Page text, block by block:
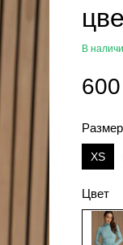
В
Размер
XS
Цвет